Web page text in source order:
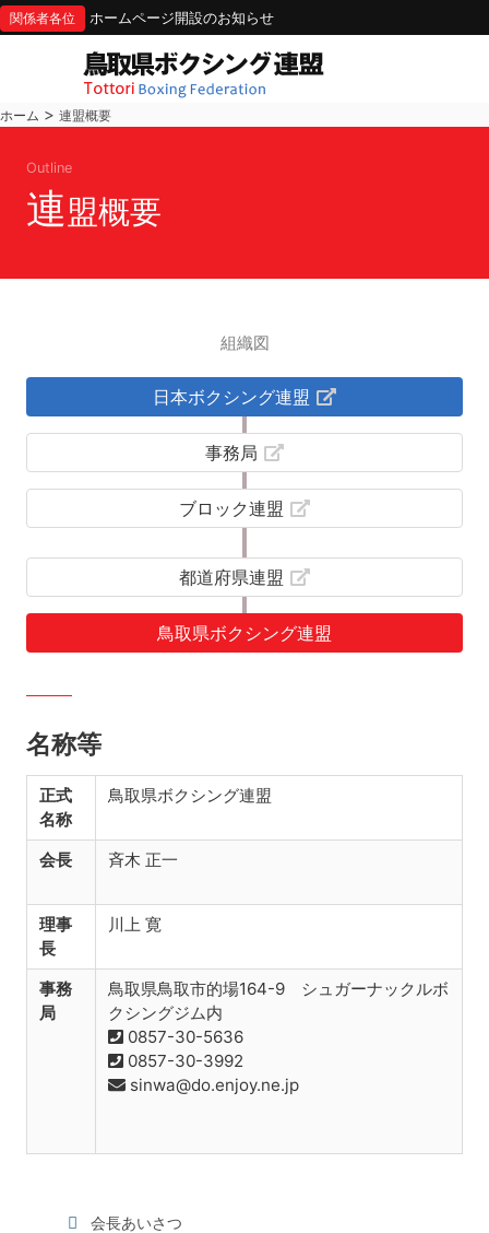
関係者各位 ホームページ開設のお知らせ
ホーム > 連盟概要
Outline
連盟概要
組織図
日本ボクシング連盟
事務局
ブロック連盟
都道府県連盟
鳥取県ボクシング連盟
名称等
正式
名称
鳥取県ボクシング連盟
会長 斉木 正一
理事
長
川上 寛
事務
局
鳥取県鳥取市的場164-9 シュガーナックルボ
クシングジム内
0857-30-5636
0857-30-3992
sinwa@do.enjoy.ne.jp
会長あいさつ